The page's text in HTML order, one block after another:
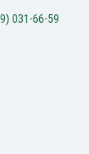
031-66-59